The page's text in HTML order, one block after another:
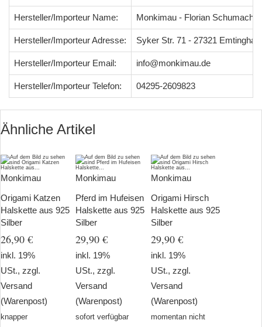
Hersteller/Importeur Name: Monkimau - Florian Schumacher
Hersteller/Importeur Adresse: Syker Str. 71 - 27321
Hersteller/Importeur Email: info@monkimau.de
Hersteller/Importeur Telefon: 04295-2609823
Ähnliche Artikel
Monkimau
Origami Katzen
Halskette aus 925
Silber
26,90 €
inkl. 19%
USt., zzgl.
Versand
(Warenpost)
knapper
Monkimau
Pferd im Hufeisen
Halskette aus 925
Silber
29,90 €
inkl. 19%
USt., zzgl.
Versand
(Warenpost)
sofort verfügbar
Monkimau
Origami Hirsch
Halskette aus 925
Silber
29,90 €
inkl. 19%
USt., zzgl.
Versand
(Warenpost)
momentan nicht